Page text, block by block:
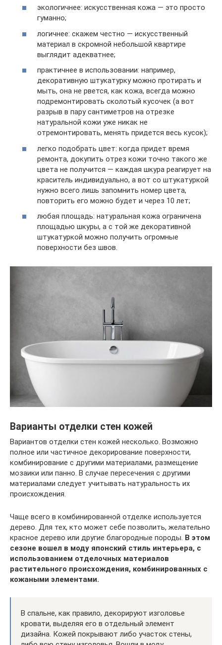
экологичнее: искусственная кожа — это просто
гуманно;
логичнее: скажем честно — искусственный
материал в скромной небольшой квартире
выглядит адекватнее;
практичнее в использовании: например,
декоративную штукатурку можно протирать и
мыть, она не рвется, как кожа, всегда можно
подремонтировать сколотый кусочек (а вот
разрыв в пару сантиметров на отрезке
натуральной кожи уже никак не
отремонтировать, менять придется весь кусок);
легко подобрать цвет: когда придет время
ремонта, докупить отрез кожи точно такого же
цвета не получится — каждая шкура реагирует на
краситель индивидуально, а вот со штукатуркой
нужно всего лишь запомнить номер цвета,
повторить его можно будет и через 10 лет;
любая площадь: натуральная кожа ограничена
площадью шкуры, а с той же декоративной
штукатуркой можно получить огромные
поверхности без швов.
Варианты отделки стен кожей
Вариантов отделки стен кожей несколько. Возможно
полное или частичное декорирование поверхности,
комбинирование с другими материалами, размещение
мозаики или панно. В случае пересечения с другими
материалами следует учитывать натуральность их
происхождения.
Чаще всего в комбинированной отделке используется
дерево. Для тех, кто может себе позволить, желательно
красное дерево или другие благородные породы. В этом
сезоне вошел в моду японский стиль интерьера, с
использованием отделочных материалов
растительного происхождения, комбинированных с
кожаными элементами.
В спальне, как правило, декорируют изголовье
кровати, выделяя его в отдельный элемент
дизайна. Кожей покрывают либо участок стены,